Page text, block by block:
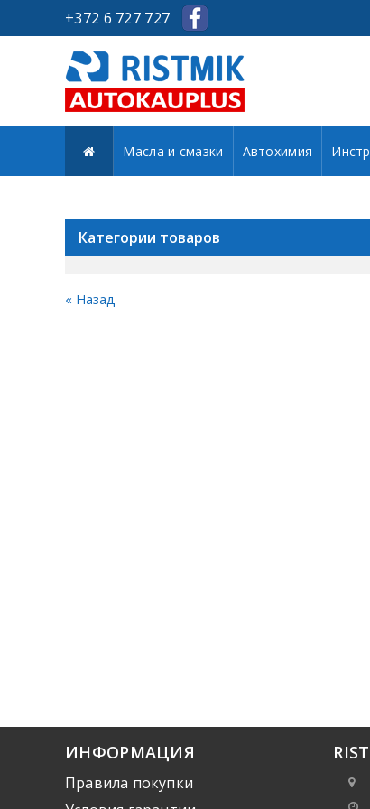
+372 6 727 727
Масла и смазки Автохимия
Категории товаров
« Назад
ИНФОРМАЦИЯ
Правила покупки